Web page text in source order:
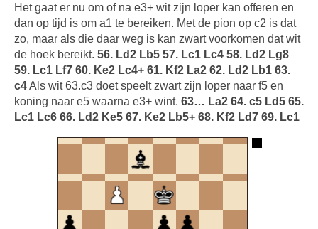
Het gaat er nu om of na e3+ wit zijn loper kan offeren en
dan op tijd is om a1 te bereiken. Met de pion op c2 is dat
zo, maar als die daar weg is kan zwart voorkomen dat wit
de hoek bereikt. 56. Ld2 Lb5 57. Lc1 Lc4 58. Ld2 Lg8
59. Lc1 Lf7 60. Ke2 Lc4+ 61. Kf2 La2 62. Ld2 Lb1 63.
c4Als wit 63.c3 doet speelt zwart zijn loper naar f5 en
koning naar e5 waarna e3+ wint. 63… La2 64. c5 Ld5 65.
Lc1 Lc6 66. Ld2 Ke5 67. Ke2 Lb5+ 68. Kf2 Ld7 69. Lc1